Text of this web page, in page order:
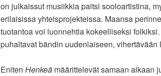
on julkaissut musiikkia paitsi sooloartistina,
erilaisissa yhteisprojekteissa. Maansa
tuotantoa voi luonnehtia kokeelliseksi
puhaltavat bändin uudenlaiseen, vihertävään
Eniten Henkeä määrittelevät samaan aikaan